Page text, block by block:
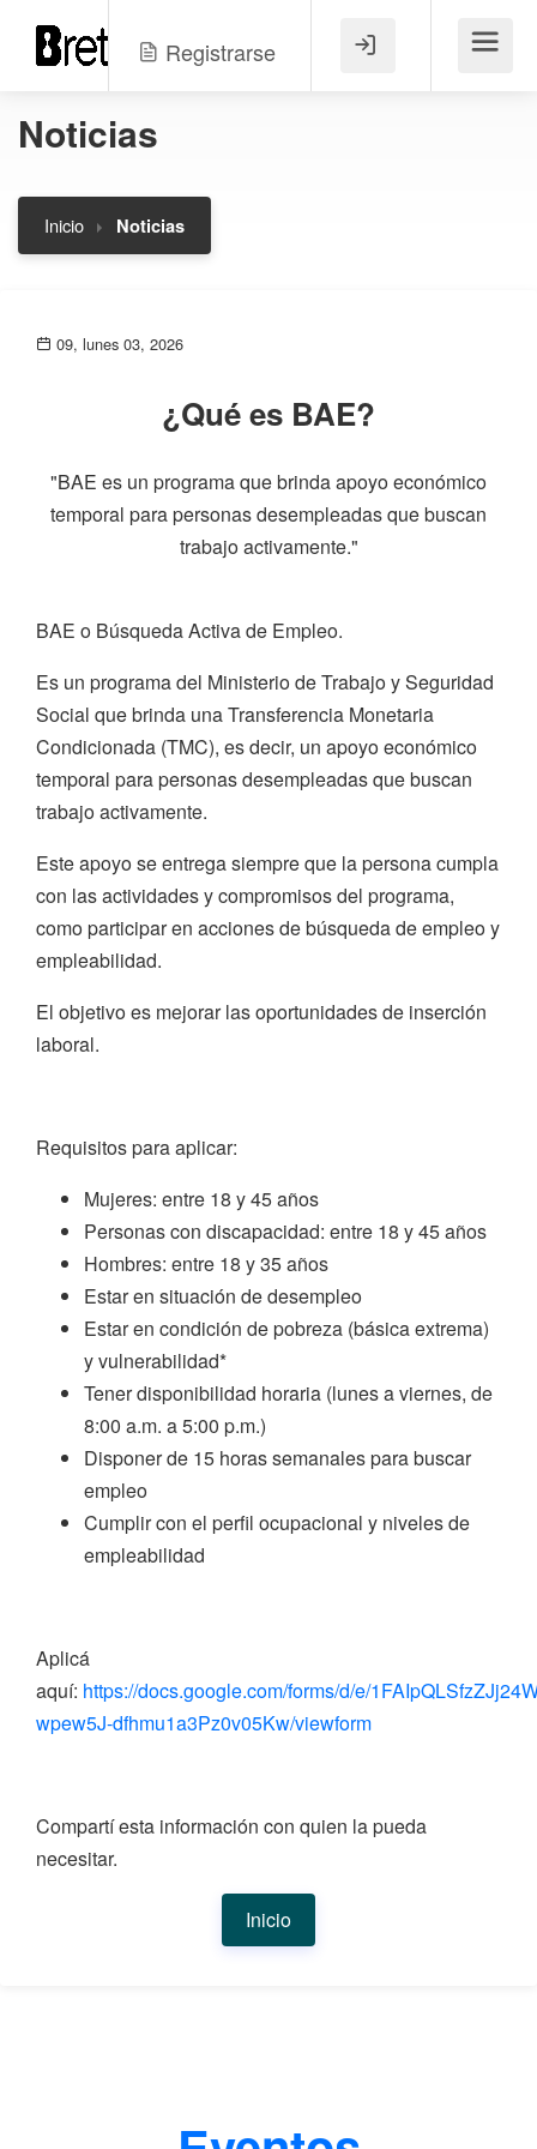
Registrarse Menú
Noticias
Inicio Noticias
09, lunes 03, 2026
¿Qué es BAE?
"BAE es un programa que brinda apoyo económico
temporal para personas desempleadas que buscan
trabajo activamente."
BAE o Búsqueda Activa de Empleo.
Es un programa del Ministerio de Trabajo y Seguridad
Social que brinda una Transferencia Monetaria
Condicionada (TMC), es decir, un apoyo económico
temporal para personas desempleadas que buscan
trabajo activamente.
Este apoyo se entrega siempre que la persona cumpla
con las actividades y compromisos del programa,
como participar en acciones de búsqueda de empleo y
empleabilidad.
El objetivo es mejorar las oportunidades de inserción
laboral.
Requisitos para aplicar:
Mujeres: entre 18 y 45 años
Personas con discapacidad: entre 18 y 45 años
Hombres: entre 18 y 35 años
Estar en situación de desempleo
Estar en condición de pobreza (básica extrema)
y vulnerabilidad*
Tener disponibilidad horaria (lunes a viernes, de
8:00 a.m. a 5:00 p.m.)
Disponer de 15 horas semanales para buscar
empleo
Cumplir con el perfil ocupacional y niveles de
empleabilidad
Aplicá
aquí: https://docs.google.com/forms/d/e/
wpew5J-dfhmu1a3Pz0v05Kw/viewform
Compartí esta información con quien la pueda
necesitar.
Inicio